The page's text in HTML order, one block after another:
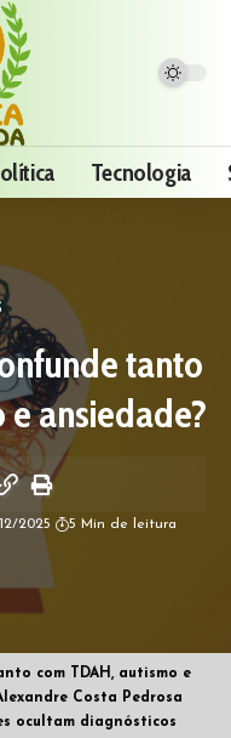
Tecnologia
tanto
ansiedade?
2025 5 Min de leitura
com TDAH, autismo e
Costa Pedrosa
ocultam diagnósticos